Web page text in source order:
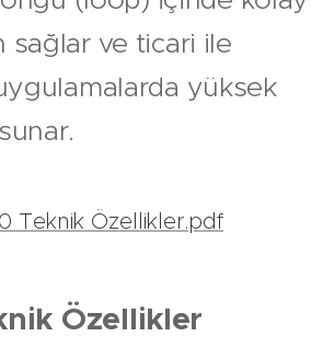
sağlar ve ticari ile
yüksek
Teknik Özellikler.pdf
Özellikler